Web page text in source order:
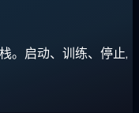
。启动、训练、停止,